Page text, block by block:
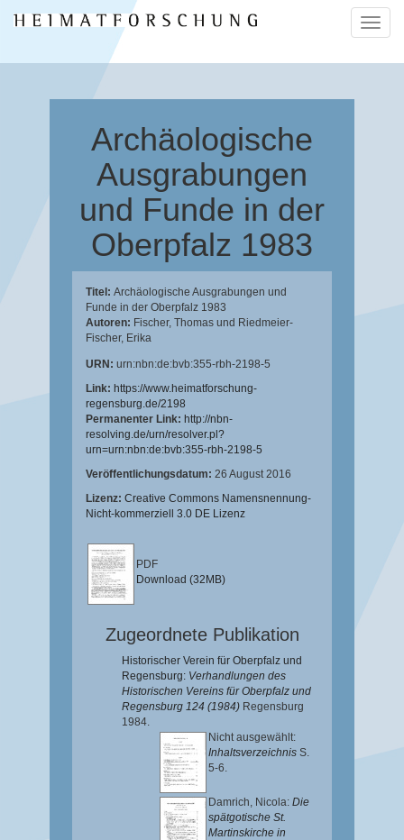
ein-/
Archäologische
Ausgrabungen
und Funde in der
Oberpfalz 1983
Titel: Archäologische Ausgrabungen und
Funde in der Oberpfalz 1983
Autoren: Fischer, Thomas und Riedmeier-
Fischer, Erika
URN: urn:nbn:de:bvb:355-rbh-2198-5
Link: https://www.heimatforschung-
regensburg.de/2198
Permanenter Link: http://nbn-
resolving.de/urn/resolver.pl?
urn=urn:nbn:de:bvb:355-rbh-2198-5
Veröffentlichungsdatum: 26 August 2016
Lizenz: Creative Commons Namensnennung-
Nicht-kommerziell 3.0 DE Lizenz
PDF
Download (32MB)
Zugeordnete Publikation
Historischer Verein für Oberpfalz und
Regensburg: Verhandlungen des
Historischen Vereins für Oberpfalz und
Regensburg 124 (1984) Regensburg
1984.
Nicht ausgewählt:
Inhaltsverzeichnis S.
5-6.
Damrich, Nicola: Die
spätgotische St.
Martinskirche in